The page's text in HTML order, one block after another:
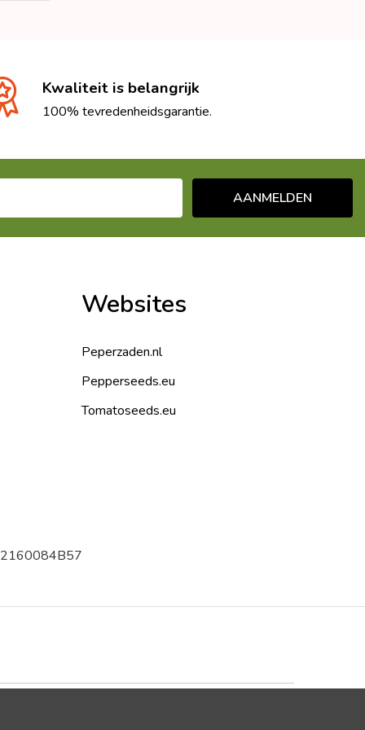
Kwaliteit is belangrijk
100% tevredenheidsgarantie.
AANMELDEN
Websites
Peperzaden.nl
Pepperseeds.eu
Tomatoseeds.eu